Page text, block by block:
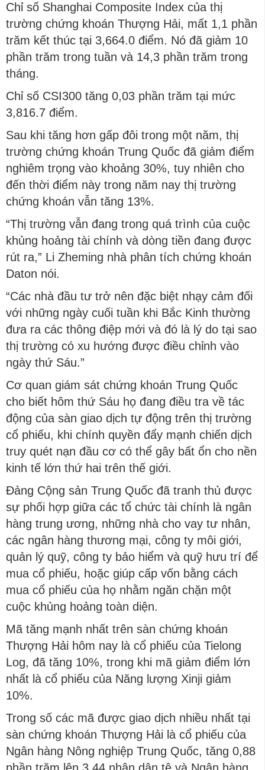
Chỉ số Shanghai Composite Index của thị
trường chứng khoán Thượng Hải, mất 1,1 phần
trăm kết thúc tại 3,664.0 điểm. Nó đã giảm 10
phần trăm trong tuần và 14,3 phần trăm trong
tháng.
Chỉ số CSI300 tăng 0,03 phần trăm tại mức
3,816.7 điểm.
Sau khi tăng hơn gấp đôi trong một năm, thị
trường chứng khoán Trung Quốc đã giảm điểm
nghiêm trọng vào khoảng 30%, tuy nhiên cho
đến thời điểm này trong năm nay thị trường
chứng khoán vẫn tăng 13%.
“Thị trường vẫn đang trong quá trình của cuộc
khủng hoảng tài chính và dòng tiền đang được
rút ra,” Li Zheming nhà phân tích chứng khoán
Daton nói.
“Các nhà đầu tư trở nên đặc biệt nhạy cảm đối
với những ngày cuối tuần khi Bắc Kinh thường
đưa ra các thông điệp mới và đó là lý do tại sao
thị trường có xu hướng được điều chỉnh vào
ngày thứ Sáu.”
Cơ quan giám sát chứng khoán Trung Quốc
cho biết hôm thứ Sáu họ đang điều tra về tác
động của sàn giao dịch tự động trên thị trường
cổ phiếu, khi chính quyền đẩy mạnh chiến dịch
truy quét nạn đầu cơ có thể gây bất ổn cho nền
kinh tế lớn thứ hai trên thế giới.
Đảng Cộng sản Trung Quốc đã tranh thủ được
sự phối hợp giữa các tổ chức tài chính là ngân
hàng trung ương, những nhà cho vay tư nhân,
các ngân hàng thương mại, công ty môi giới,
quản lý quỹ, công ty bảo hiểm và quỹ hưu trí để
mua cổ phiếu, hoặc giúp cấp vốn bằng cách
mua cổ phiếu của họ nhằm ngăn chặn một
cuộc khủng hoảng toàn diện.
Mã tăng mạnh nhất trên sàn chứng khoán
Thượng Hải hôm nay là cổ phiếu của Tielong
Log, đã tăng 10%, trong khi mã giảm điểm lớn
nhất là cổ phiếu của Năng lượng Xinji giảm
10%.
Trong số các mã được giao dịch nhiều nhất tại
sàn chứng khoán Thượng Hải là cổ phiếu của
Ngân hàng Nông nghiệp Trung Quốc, tăng 0,88